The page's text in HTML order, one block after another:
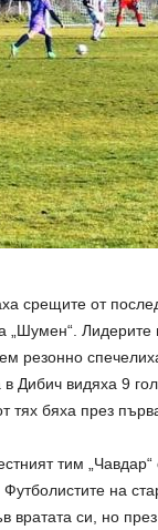
срещите от
„Шумен“. Лидерите
резонно
Дибич видяха 9
тях бяха през
тим
на
вратата си, но